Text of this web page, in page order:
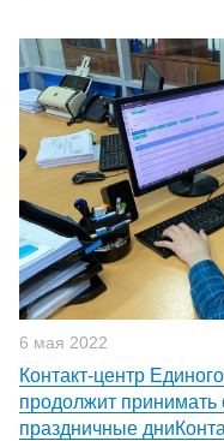
6 мая 2022
Контакт-центр
продолжит
праздничные